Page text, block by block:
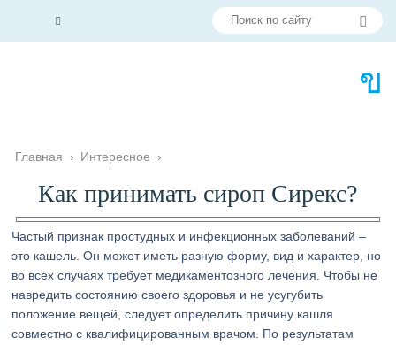
Главная › Интересное ›
Как принимать сироп Сирекс?
Частый признак простудных и инфекционных заболеваний –
это кашель. Он может иметь разную форму, вид и характер, но
во всех случаях требует медикаментозного лечения. Чтобы не
навредить состоянию своего здоровья и не усугубить
положение вещей, следует определить причину кашля
совместно с квалифицированным врачом. По результатам